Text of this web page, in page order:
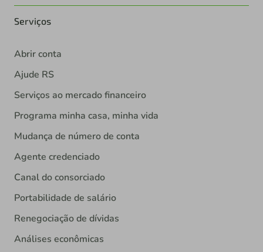
Serviços
Abrir conta
Ajude RS
Serviços ao mercado financeiro
Programa minha casa, minha vida
Mudança de número de conta
Agente credenciado
Canal do consorciado
Portabilidade de salário
Renegociação de dívidas
Análises econômicas